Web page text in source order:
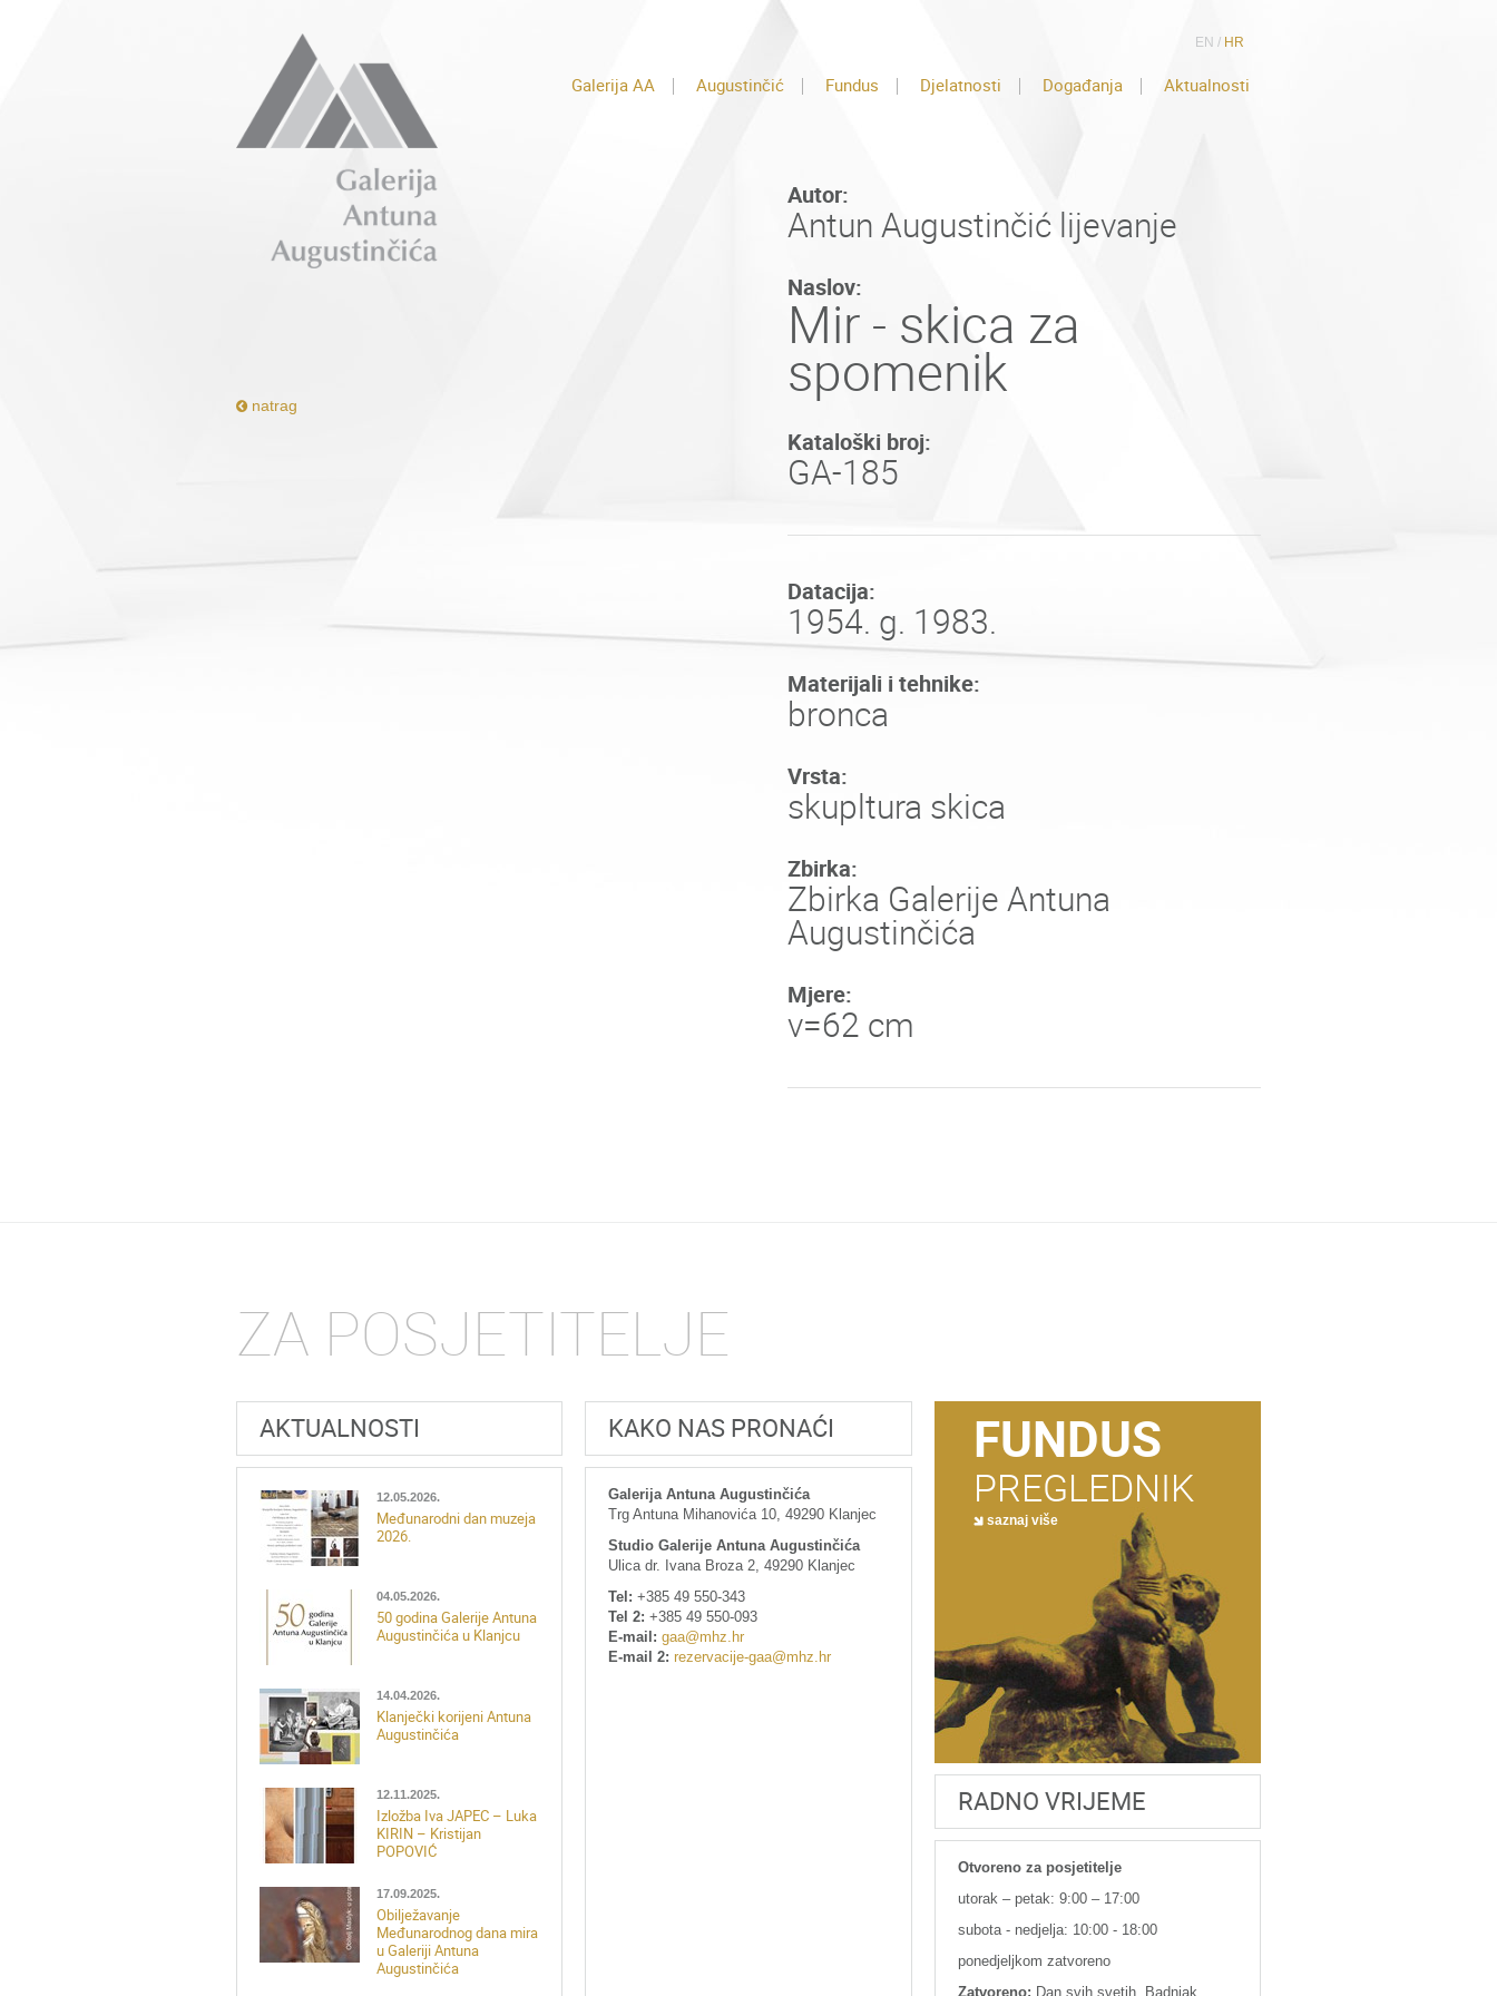
EN / HR
Galerija AA Augustinčić Fundus Djelatnosti Događanja Aktualnosti
natrag
Autor:
Antun Augustinčić lijevanje
Naslov:
Mir - skica za
spomenik
Kataloški broj:
GA-185
Datacija:
1954. g. 1983.
Materijali i tehnike:
bronca
Vrsta:
skupltura skica
Zbirka:
Zbirka Galerije Antuna
Augustinčića
Mjere:
v=62 cm
ZA POSJETITELJE
AKTUALNOSTI
12.05.2026.
Međunarodni dan muzeja
2026.
04.05.2026.
50 godina Galerije Antuna
Augustinčića u Klanjcu
14.04.2026.
Klanječki korijeni Antuna
Augustinčića
12.11.2025.
Izložba Iva JAPEC – Luka
KIRIN – Kristijan
POPOVIĆ
17.09.2025.
Obilježavanje
Međunarodnog dana mira
u Galeriji Antuna
Augustinčića
KAKO NAS PRONAĆI
Galerija Antuna Augustinčića
Trg Antuna Mihanovića 10, 49290 Klanjec
Studio Galerije Antuna Augustinčića
Ulica dr. Ivana Broza 2, 49290 Klanjec
Tel: +385 49 550-343
Tel 2: +385 49 550-093
E-mail: gaa@mhz.hr
E-mail 2: rezervacije-gaa@mhz.hr
FUNDUS
PREGLEDNIK
saznaj više
RADNO VRIJEME
Otvoreno za posjetitelje
utorak – petak: 9:00 – 17:00
subota - nedjelja: 10:00 - 18:00
ponedjeljkom zatvoreno
Zatvoreno: Dan svih svetih, Badnjak,